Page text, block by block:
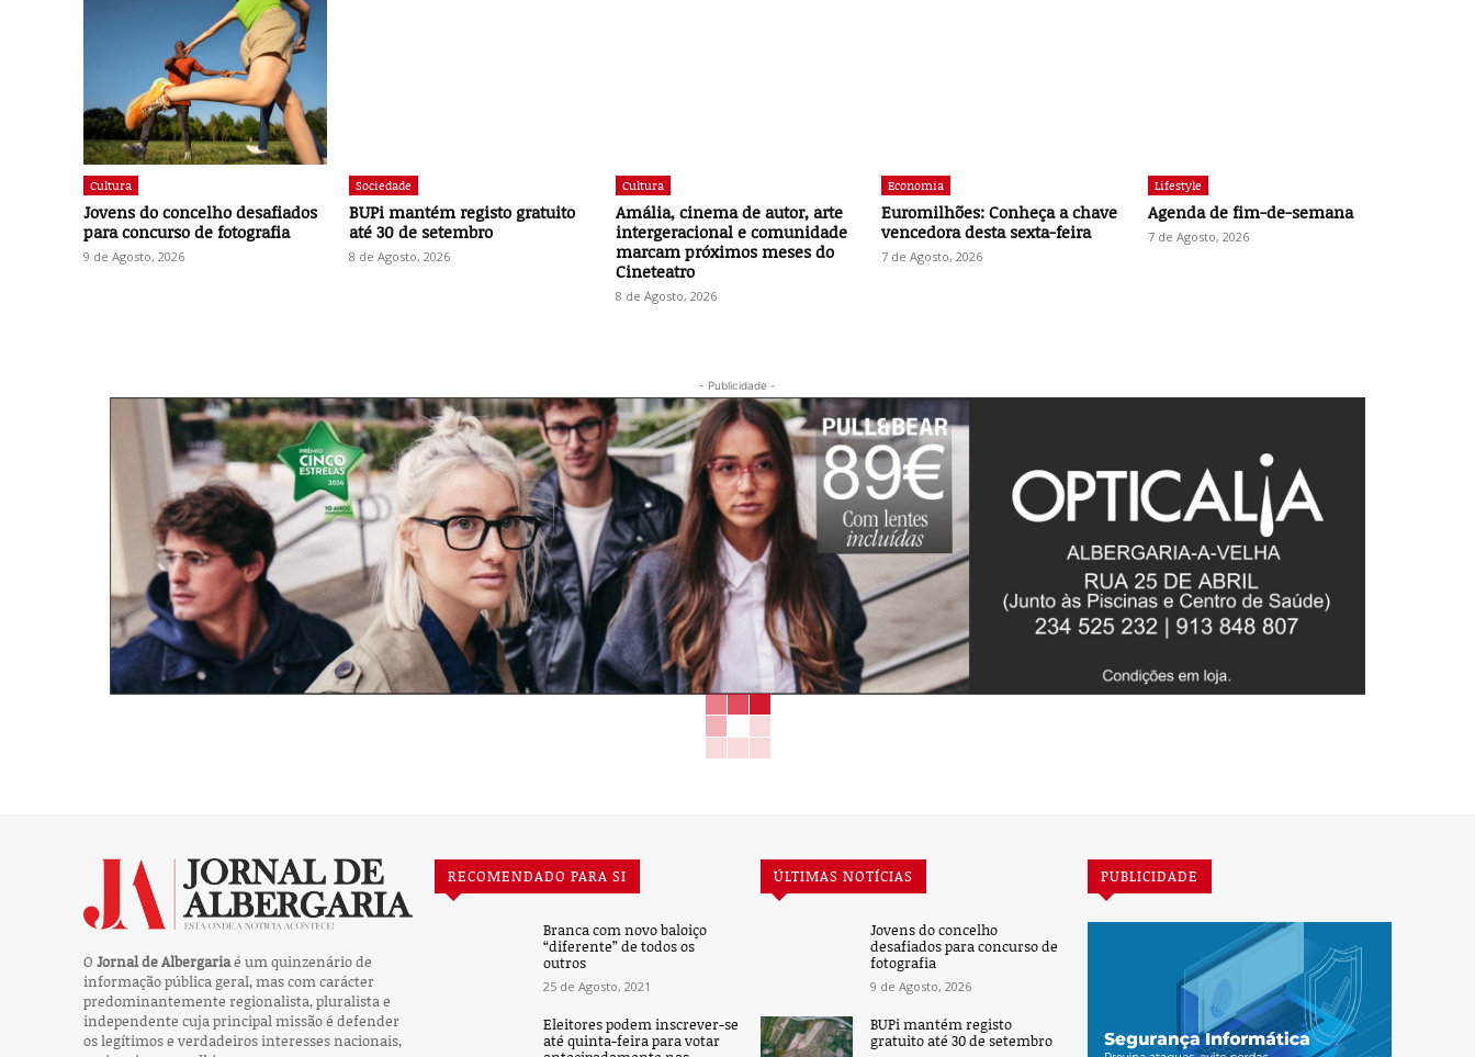
Cultura
Jovens do concelho desafiados
para concurso de fotografia
9 de Agosto, 2026
Sociedade
BUPi mantém registo gratuito
até 30 de setembro
8 de Agosto, 2026
Cultura
Amália, cinema de autor, arte
intergeracional e comunidade
marcam próximos meses do
Cineteatro
8 de Agosto, 2026
Economia
Euromilhões: Conheça a chave
vencedora desta sexta-feira
7 de Agosto, 2026
Lifestyle
Agenda de fim-de-semana
7 de Agosto, 2026
- Publicidade -
O Jornal de Albergariaé um quinzenário de
informação pública geral, mas com carácter
predominantemente regionalista, pluralista e
independente cuja principal missão é defender
os legítimos e verdadeiros interesses nacionais,
RECOMENDADO PARA SI
Branca com novo baloiço
“diferente” de todos os
outros
25 de Agosto, 2021
Eleitores podem inscrever-se
até quinta-feira para votar
ÚLTIMAS NOTÍCIAS
Jovens do concelho
desafiados para concurso de
fotografia
9 de Agosto, 2026
BUPi mantém registo
gratuito até 30 de setembro
PUBLICIDADE